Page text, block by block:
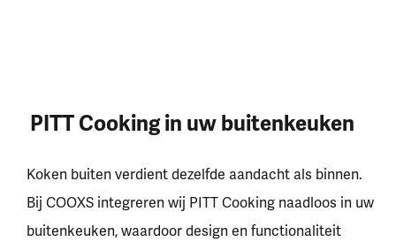
PITT Cooking in uw buitenkeuken
Koken buiten verdient dezelfde aandacht als binnen.
Bij COOXS integreren wij PITT Cooking naadloos in uw
buitenkeuken, waardoor design en functionaliteit